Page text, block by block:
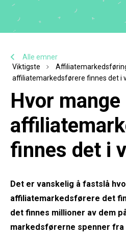
Alle emner
Viktigste
affiliatemarkedsførere finnes det i
Hvor mange
finnes det i
Det er vanskelig å fastslå
affiliatemarkedsførere det
det finnes millioner av dem
markedsførerne spenner fra